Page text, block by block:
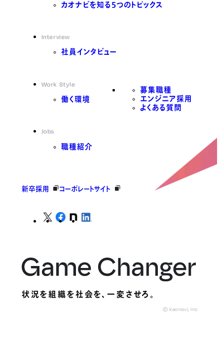
カオナビを知る5つのトピックス
Interview
社員インタビュー
Work Style
働く環境
Jobs
職種紹介
募集職種
エンジニア採用
よくある質問
新卒採用 コーポレートサイト
状況を組織を社会を、一変させろ。
© kaonavi, Inc